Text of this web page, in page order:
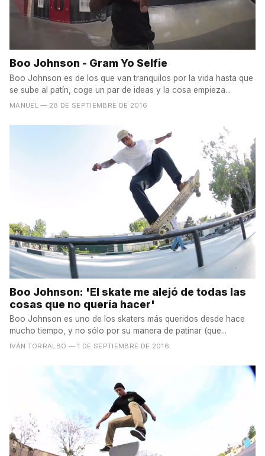
Boo Johnson - Gram Yo Selfie
Boo Johnson es de los que van tranquilos por la vida hasta que
se sube al patín, coge un par de ideas y la cosa empieza...
MANUEL — 28 DE SEPTIEMBRE DE 2016
Boo Johnson: 'El skate me alejó de todas las
cosas que no quería hacer'
Boo Johnson es uno de los skaters más queridos desde hace
mucho tiempo, y no sólo por su manera de patinar (que...
IVÁN TORRALBO — 1 DE SEPTIEMBRE DE 2016